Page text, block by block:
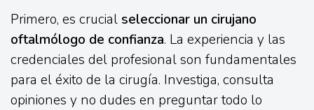
Primero, es crucial seleccionar un cirujano
oftalmólogo de confianza. La experiencia y las
credenciales del profesional son fundamentales
para el éxito de la cirugía. Investiga, consulta
opiniones y no dudes en preguntar todo lo